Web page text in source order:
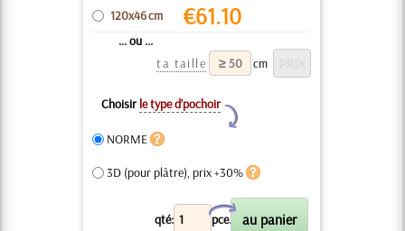
120x46 cm €61.10
... ou ...
ta taille
cm
Choisir le type d’pochoir
Y
NORME
3D (pour plâtre), prix +30%
qté: pce.
X